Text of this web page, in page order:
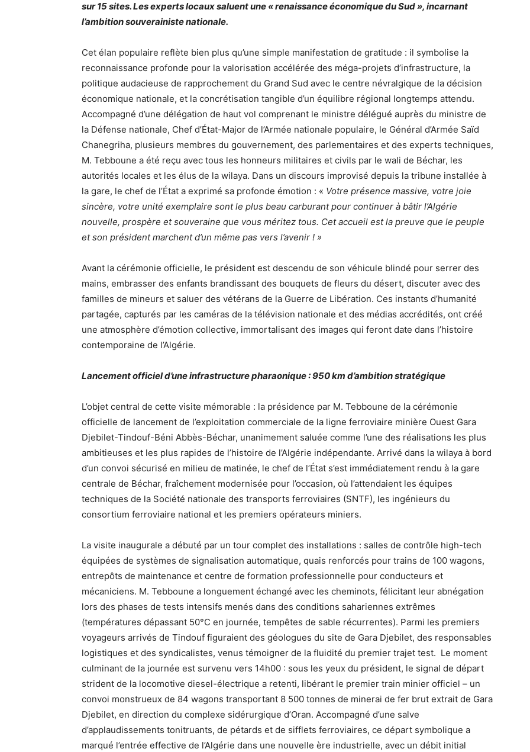
sur 15 sites. Les experts locaux saluent une « renaissance économique du Sud », incarnant
l’ambition souverainiste nationale.
Cet élan populaire reflète bien plus qu’une simple manifestation de gratitude : il symbolise la
reconnaissance profonde pour la valorisation accélérée des méga-projets d’infrastructure, la
politique audacieuse de rapprochement du Grand Sud avec le centre névralgique de la décision
économique nationale, et la concrétisation tangible d’un équilibre régional longtemps attendu.
Accompagné d’une délégation de haut vol comprenant le ministre délégué auprès du ministre de
la Défense nationale, Chef d’État-Major de l’Armée nationale populaire, le Général d’Armée Saïd
Chanegriha, plusieurs membres du gouvernement, des parlementaires et des experts techniques,
M. Tebboune a été reçu avec tous les honneurs militaires et civils par le wali de Béchar, les
autorités locales et les élus de la wilaya. Dans un discours improvisé depuis la tribune installée à
la gare, le chef de l’État a exprimé sa profonde émotion : « Votre présence massive, votre joie
sincère, votre unité exemplaire sont le plus beau carburant pour continuer à bâtir l’Algérie
nouvelle, prospère et souveraine que vous méritez tous. Cet accueil est la preuve que le peuple
et son président marchent d’un même pas vers l’avenir ! »
Avant la cérémonie officielle, le président est descendu de son véhicule blindé pour serrer des
mains, embrasser des enfants brandissant des bouquets de fleurs du désert, discuter avec des
familles de mineurs et saluer des vétérans de la Guerre de Libération. Ces instants d’humanité
partagée, capturés par les caméras de la télévision nationale et des médias accrédités, ont créé
une atmosphère d’émotion collective, immortalisant des images qui feront date dans l’histoire
contemporaine de l’Algérie.
Lancement officiel d’une infrastructure pharaonique : 950 km d’ambition stratégique
L’objet central de cette visite mémorable : la présidence par M. Tebboune de la cérémonie
officielle de lancement de l’exploitation commerciale de la ligne ferroviaire minière Ouest Gara
Djebilet-Tindouf-Béni Abbès-Béchar, unanimement saluée comme l’une des réalisations les plus
ambitieuses et les plus rapides de l’histoire de l’Algérie indépendante. Arrivé dans la wilaya à bord
d’un convoi sécurisé en milieu de matinée, le chef de l’État s’est immédiatement rendu à la gare
centrale de Béchar, fraîchement modernisée pour l’occasion, où l’attendaient les équipes
techniques de la Société nationale des transports ferroviaires (SNTF), les ingénieurs du
consortium ferroviaire national et les premiers opérateurs miniers.
La visite inaugurale a débuté par un tour complet des installations : salles de contrôle high-tech
équipées de systèmes de signalisation automatique, quais renforcés pour trains de 100 wagons,
entrepôts de maintenance et centre de formation professionnelle pour conducteurs et
mécaniciens. M. Tebboune a longuement échangé avec les cheminots, félicitant leur abnégation
lors des phases de tests intensifs menés dans des conditions sahariennes extrêmes
(températures dépassant 50°C en journée, tempêtes de sable récurrentes). Parmi les premiers
voyageurs arrivés de Tindouf figuraient des géologues du site de Gara Djebilet, des responsables
logistiques et des syndicalistes, venus témoigner de la fluidité du premier trajet test. Le moment
culminant de la journée est survenu vers 14h00 : sous les yeux du président, le signal de départ
strident de la locomotive diesel-électrique a retenti, libérant le premier train minier officiel – un
convoi monstrueux de 84 wagons transportant 8 500 tonnes de minerai de fer brut extrait de Gara
Djebilet, en direction du complexe sidérurgique d’Oran. Accompagné d’une salve
d’applaudissements tonitruants, de pétards et de sifflets ferroviaires, ce départ symbolique a
marqué l’entrée effective de l’Algérie dans une nouvelle ère industrielle, avec un débit initial